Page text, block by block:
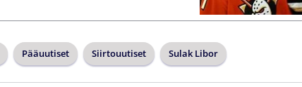
Pääuutiset Siirtouutiset Sulak Libor